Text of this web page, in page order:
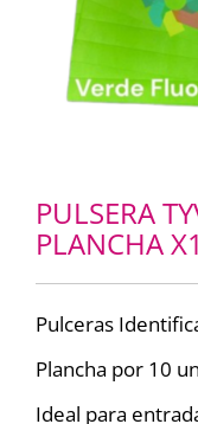
PULSERA
PLANCHA
Pulceras
Plancha por 10
Ideal para